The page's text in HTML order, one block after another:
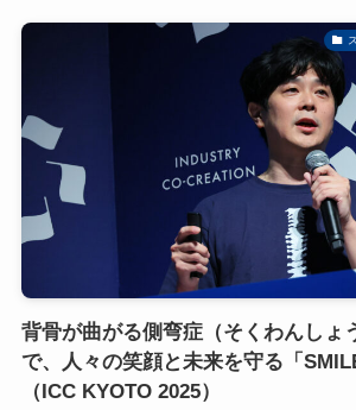
背骨が曲がる側弯症（そくわんしょ
で、人々の笑顔と未来を守る「
（ICC KYOTO 2025）